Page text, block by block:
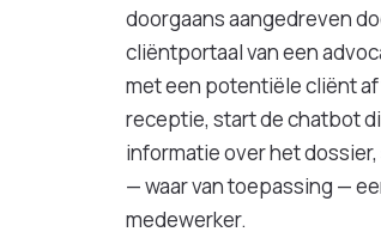
doorgaans aangedreven
cliëntportaal van een
met een potentiële cliënt
receptie, start de chatbot
informatie over het
— waar van toepassing —
medewerker.